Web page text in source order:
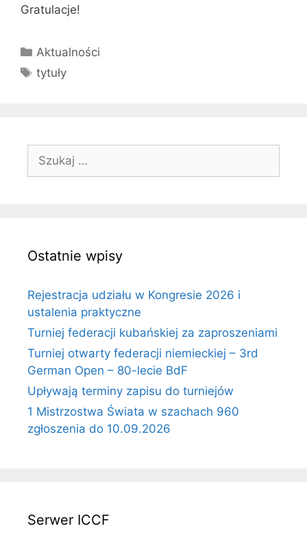
Gratulacje!
Kategorie
Aktualności
Tagi
tytuły
Ostatnie wpisy
Rejestracja udziału w Kongresie 2026 i
ustalenia praktyczne
Turniej federacji kubańskiej za zaproszeniami
Turniej otwarty federacji niemieckiej – 3rd
German Open – 80-lecie BdF
Upływają terminy zapisu do turniejów
1 Mistrzostwa Świata w szachach 960
zgłoszenia do 10.09.2026
Serwer ICCF